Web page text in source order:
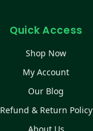
Quick Access
Shop Now
My Account
Our Blog
Refund & Return Policy